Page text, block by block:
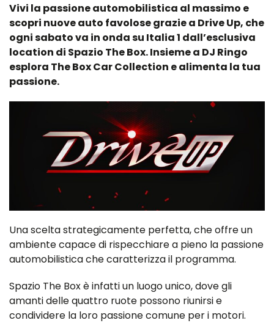
Vivi la passione automobilistica al massimo e
scopri nuove auto favolose grazie a Drive Up, che
ogni sabato va in onda su Italia 1 dall’esclusiva
location di Spazio The Box. Insieme a DJ Ringo
esplora The Box Car Collection e alimenta la tua
passione.
Una scelta strategicamente perfetta, che offre un
ambiente capace di rispecchiare a pieno la passione
automobilistica che caratterizza il programma.
Spazio The Box è infatti un luogo unico, dove gli
amanti delle quattro ruote possono riunirsi e
condividere la loro passione comune per i motori.